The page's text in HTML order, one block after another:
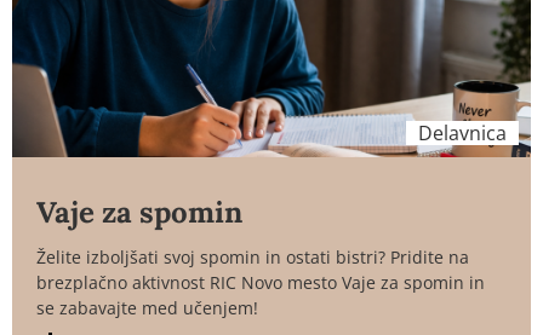
Delavnica
Vaje za spomin
Želite izboljšati svoj spomin in ostati bistri? Pridite na
brezplačno aktivnost RIC Novo mesto Vaje za spomin in
se zabavajte med učenjem!